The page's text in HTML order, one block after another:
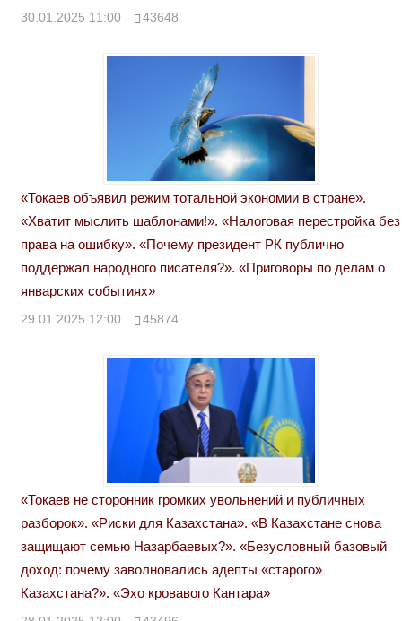
30.01.2025 11:00 43648
«Токаев объявил режим тотальной экономии в стране».
«Хватит мыслить шаблонами!». «Налоговая перестройка без
права на ошибку». «Почему президент РК публично
поддержал народного писателя?». «Приговоры по делам о
январских событиях»
29.01.2025 12:00 45874
«Токаев не сторонник громких увольнений и публичных
разборок». «Риски для Казахстана». «В Казахстане снова
защищают семью Назарбаевых?». «Безусловный базовый
доход: почему заволновались адепты «старого»
Казахстана?». «Эхо кровавого Кантара»